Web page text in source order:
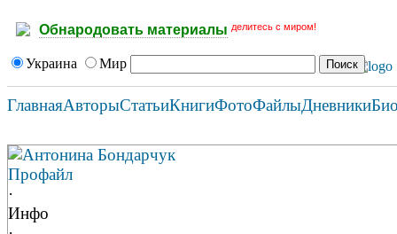
Обнародовать материалы делитесь с миром!
Украина Мир
ГлавнаяАвторыСтатьиКнигиФотоФайлыДневники
Антонина Бондарчук
Профайл
·
Инфо